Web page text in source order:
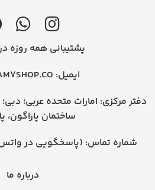
پشتیبانی همه روزه
ایمیل:
دفتر مرکزی: امارات متحده عربی؛ دبی؛
ساختمان پاراگون، پلاک
شماره تماس: +971504205570 (پاسخگویی در واتس اپ)
درباره ما